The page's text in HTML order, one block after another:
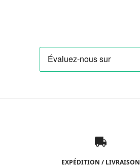
EXPÉDITION / LIVRAISON